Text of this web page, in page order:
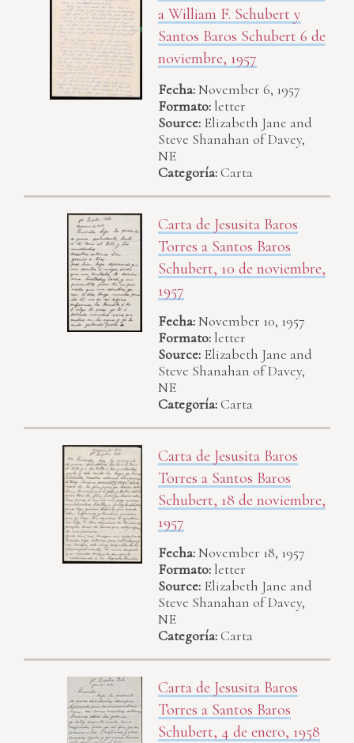
a William F. Schubert y
Santos Baros Schubert 6 de
noviembre, 1957
Fecha:November 6, 1957
Formato: letter
Source: Elizabeth Jane and
Steve Shanahan of Davey,
NE
Categoría:Carta
Carta de Jesusita Baros
Torres a Santos Baros
Schubert, 10 de noviembre,
1957
Fecha:November 10, 1957
Formato: letter
Source: Elizabeth Jane and
Steve Shanahan of Davey,
NE
Categoría:Carta
Carta de Jesusita Baros
Torres a Santos Baros
Schubert, 18 de noviembre,
1957
Fecha:November 18, 1957
Formato: letter
Source: Elizabeth Jane and
Steve Shanahan of Davey,
NE
Categoría:Carta
Carta de Jesusita Baros
Torres a Santos Baros
Schubert, 4 de enero, 1958